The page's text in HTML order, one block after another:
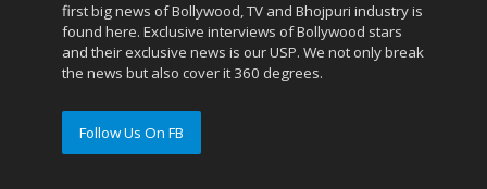
first big news of Bollywood, TV and Bhojpuri industry is
found here. Exclusive interviews of Bollywood stars
and their exclusive news is our USP. We not only break
the news but also cover it 360 degrees.
Follow Us On FB